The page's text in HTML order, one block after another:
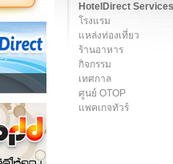
HotelDirect Services
โรงแรม
แหล่งท่องเที่ยว
ร้านอาหาร
กิจกรรม
เทศกาล
ศูนย์ OTOP
แพคเกจทัวร์